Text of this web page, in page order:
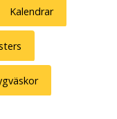
Kalendrar